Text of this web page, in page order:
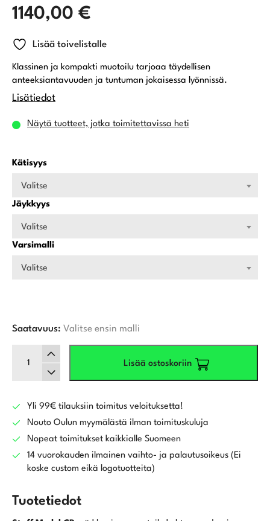
1140,00 €
Lisää toivelistalle
Klassinen ja kompakti muotoilu tarjoaa täydellisen
anteeksiantavuuden ja tuntuman jokaisessa lyönnissä.
Lisätiedot
Näytä tuotteet, jotka toimitettavissa heti
Kätisyys
Valitse
Jäykkyys
Valitse
Varsimalli
Valitse
Saatavuus: Valitse ensin malli
Staff
2026
Rautamailat
Pw
määrä
Lisää ostoskoriin
Yli 99€ tilauksiin toimitus veloituksetta!
Nouto Oulun myymälästä ilman toimituskuluja
Nopeat toimitukset kaikkialle Suomeen
14 vuorokauden ilmainen vaihto- ja palautusoikeus (Ei
koske custom eikä logotuotteita)
Tuotetiedot